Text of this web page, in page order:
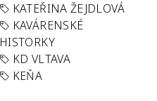
KATEŘINA ŽEJDLOVÁ
KAVÁRENSKÉ
HISTORKY
KD VLTAVA
KEŇA